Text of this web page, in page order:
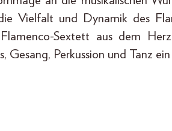
Vielfalt und Dynamik des
Sextett aus dem
Gesang, Perkussion und Tanz